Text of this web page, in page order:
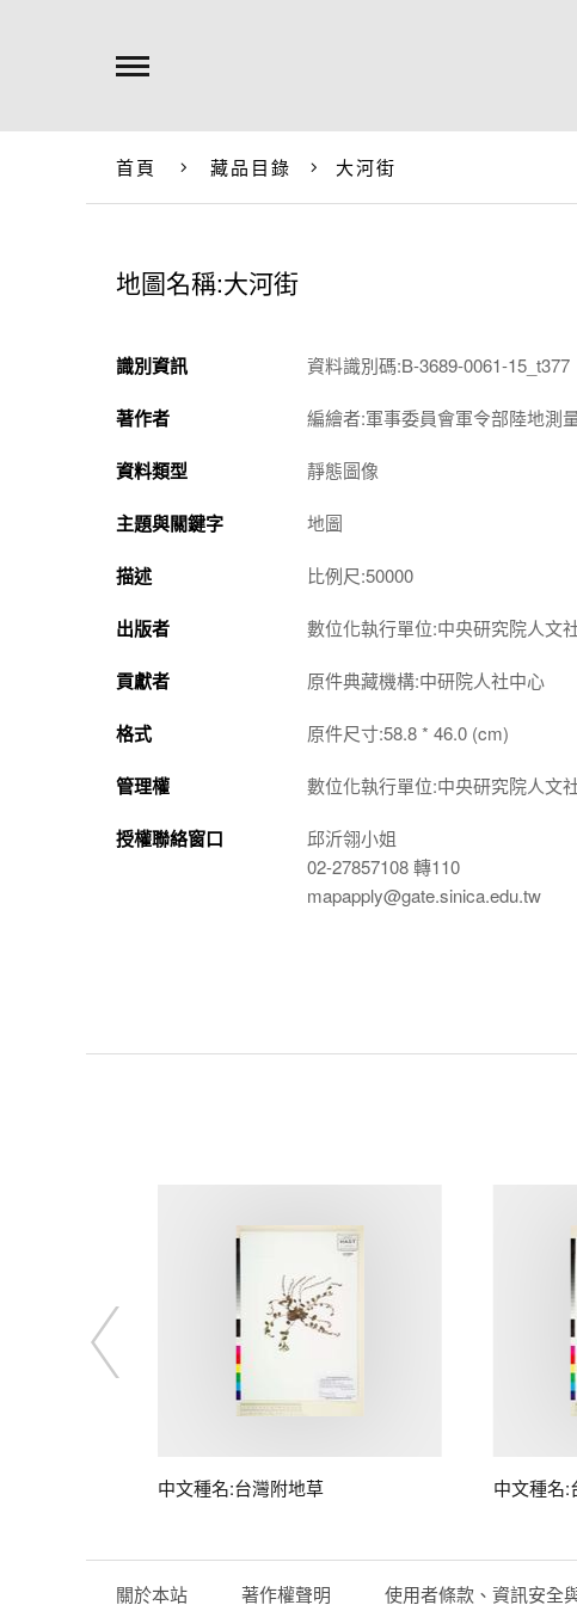
首頁 藏品目錄 大河街
地圖名稱:大河街
識別資訊 資料識別碼:B-3689-0061-15_t377
著作者 編繪者:軍事委員會軍令部陸地測
資料類型 靜態圖像
主題與關鍵字 地圖
描述 比例尺:50000
出版者 數位化執行單位:中央研究院人文
貢獻者 原件典藏機構:中研院人社中心
格式 原件尺寸:58.8 * 46.0 (cm)
管理權 數位化執行單位:中央研究院人文
授權聯絡窗口
邱沂翎小姐
02-27857108 轉110
mapapply@gate.sinica.edu.tw
中文種名:台灣附地草 中文種名:
關於本站 著作權聲明 使用者條款、資訊安全